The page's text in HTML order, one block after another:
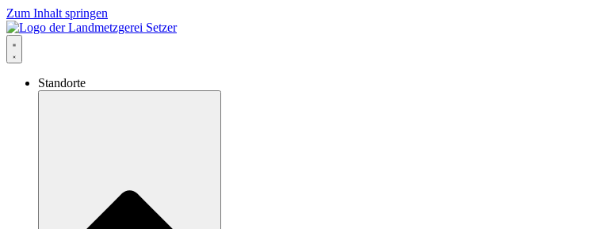
Zum Inhalt springen
Standorte